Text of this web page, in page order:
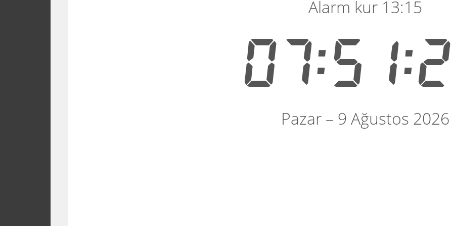
Alarm kur 13:15
Pazar – 9 Ağustos 2026